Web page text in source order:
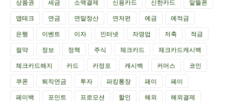
상품권
세금 소액결제 신용카드 신한카드
알뜰폰
앱테크
연금 연말정산 연저펀 예금
예적금
은행
이벤트 이자 인터넷 자영업 저축
적금
절약
정보 정책 주식 체크카드
체크카드캐시백
체크카드해지
카드 카정포 캐시백 커머스
코인
쿠폰
퇴직연금 투자 파킹통장 패이
페이
페이백
포인트 프로모션 할인 해외
해외결제